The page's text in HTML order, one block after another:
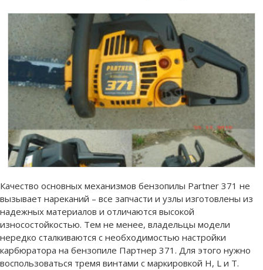
Качество основных механизмов бензопилы Partner 371 не
вызывает нареканий – все запчасти и узлы изготовлены из
надежных материалов и отличаются высокой
износостойкостью. Тем не менее, владельцы модели
нередко сталкиваются с необходимостью настройки
карбюратора на бензопиле Партнер 371. Для этого нужно
воспользоваться тремя винтами с маркировкой H, L и T.